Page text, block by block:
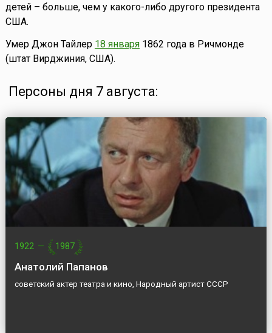
детей – больше, чем у какого-либо другого президента
США.
Умер Джон Тайлер 18 января1862 года в Ричмонде
(штат Вирджиния, США).
Персоны дня 7 августа:
1922 — 1987
Анатолий Папанов
советский актер театра и кино, Народный артист СССР